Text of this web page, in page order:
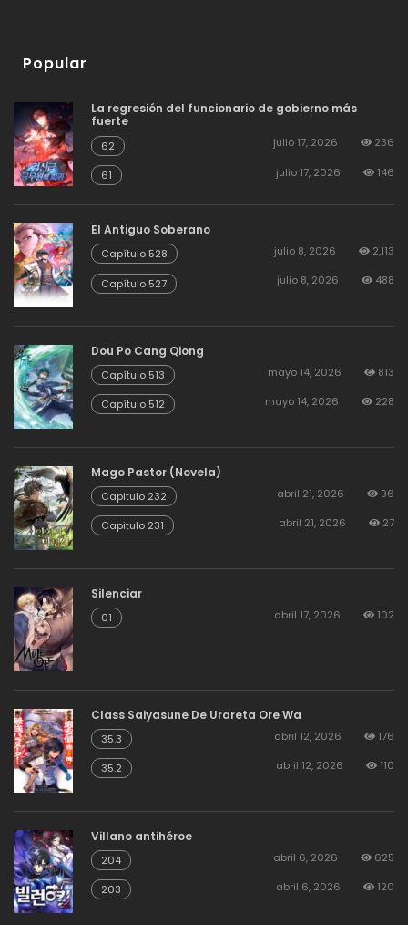
Popular
La regresión del funcionario de gobierno más
fuerte
62 julio 17, 2026 236
61 julio 17, 2026 146
El Antiguo Soberano
Capítulo 528 julio 8, 2026 2,113
Capítulo 527 julio 8, 2026 488
Dou Po Cang Qiong
Capítulo 513 mayo 14, 2026 813
Capítulo 512 mayo 14, 2026 228
Mago Pastor (Novela)
Capitulo 232 abril 21, 2026 96
Capitulo 231 abril 21, 2026 27
Silenciar
01 abril 17, 2026 102
Class Saiyasune De Urareta Ore Wa
35.3 abril 12, 2026 176
35.2 abril 12, 2026 110
Villano antihéroe
204 abril 6, 2026 625
203 abril 6, 2026 120